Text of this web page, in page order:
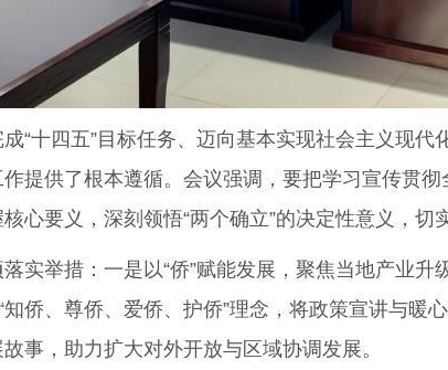
四五”目标任务、迈向基本实现社会主义现代
提供了根本遵循。会议强调，要把学习宣传贯
心要义，深刻领悟“两个确立”的决定性意义，切
举措：一是以“侨”赋能发展，聚焦当地产业升
侨、尊侨、爱侨、护侨”理念，将政策宣讲与
事，助力扩大对外开放与区域协调发展。